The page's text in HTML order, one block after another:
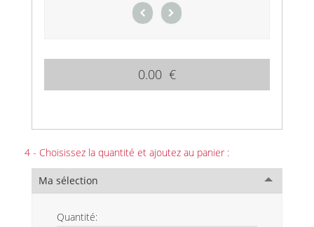
0.00 €
4 - Choisissez la quantité et ajoutez au panier :
Ma sélection
Quantité: